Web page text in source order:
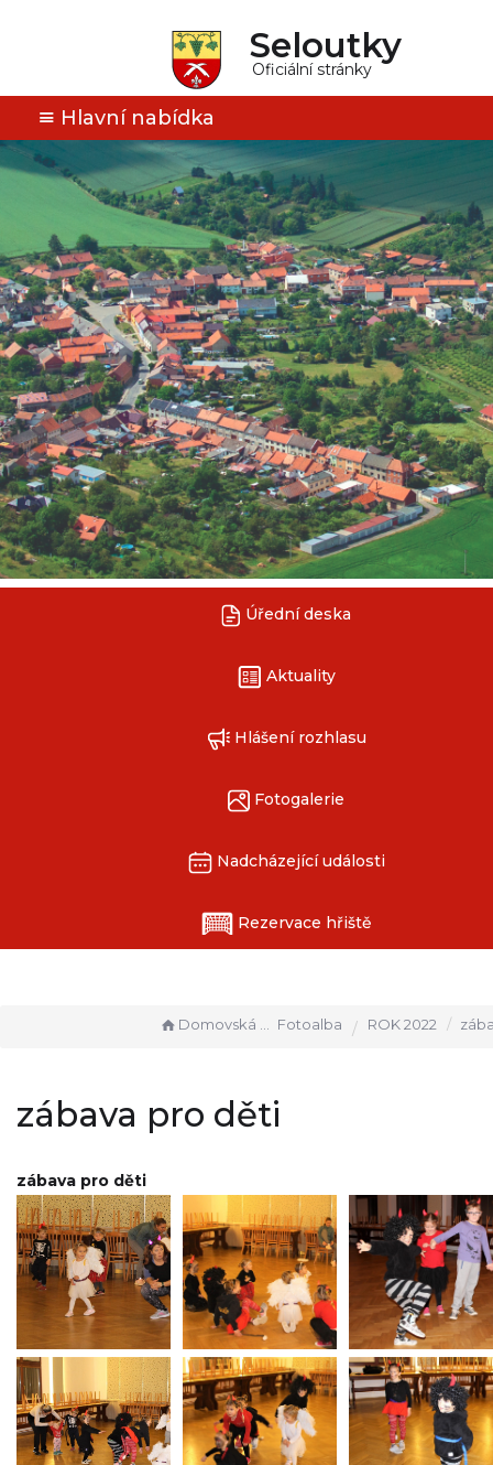
Seloutky
Oficiální stránky
Hlavní nabídka
Úřední deska
Aktuality
Hlášení rozhlasu
Fotogalerie
Nadcházející události
Rezervace hřiště
Domovská stránka Fotoalba ROK 2022
zábava pro děti
zábava pro děti